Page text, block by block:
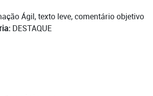
Ágil, texto leve, comentário objetivo
DESTAQUE